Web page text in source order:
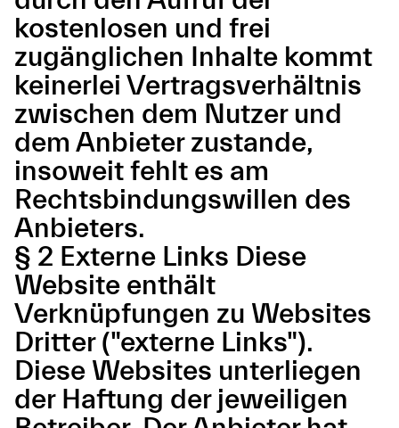
kostenlosen und frei
zugänglichen Inhalte kommt
keinerlei Vertragsverhältnis
zwischen dem Nutzer und
dem Anbieter zustande,
insoweit fehlt es am
Rechtsbindungswillen des
Anbieters.
§ 2 Externe Links Diese
Website enthält
Verknüpfungen zu Websites
Dritter ("externe Links").
Diese Websites unterliegen
der Haftung der jeweiligen